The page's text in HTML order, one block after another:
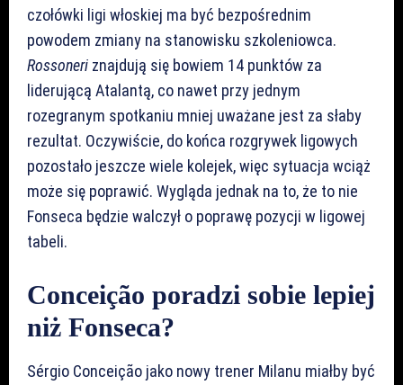
czołówki ligi włoskiej ma być bezpośrednim
powodem zmiany na stanowisku szkoleniowca.
Rossoneri znajdują się bowiem 14 punktów za
liderującą Atalantą, co nawet przy jednym
rozegranym spotkaniu mniej uważane jest za słaby
rezultat. Oczywiście, do końca rozgrywek ligowych
pozostało jeszcze wiele kolejek, więc sytuacja wciąż
może się poprawić. Wygląda jednak na to, że to nie
Fonseca będzie walczył o poprawę pozycji w ligowej
tabeli.
Conceição poradzi sobie lepiej
niż Fonseca?
Sérgio Conceição jako nowy trener Milanu miałby być